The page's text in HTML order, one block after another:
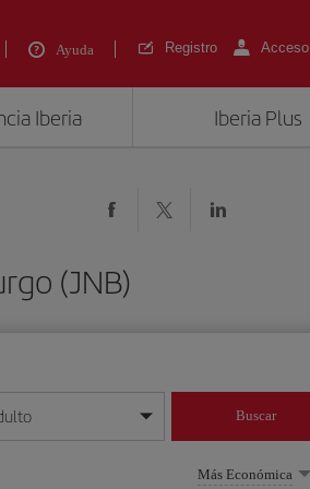
Ayuda Registro Acceso
Iberia Iberia Plus
(JNB)
mes/año
Buscar
Más Económica